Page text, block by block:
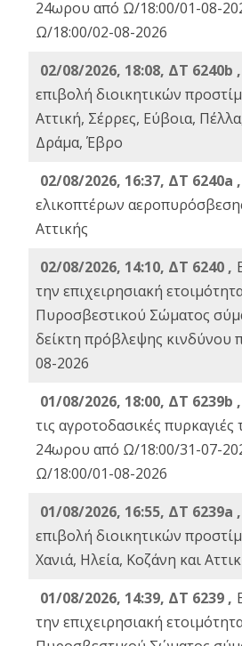
24ωρου από Ω/18:00/01-08-
Ω/18:00/02-08-2026
02/08/2026, 18:08, ΔΤ 6240b ,
επιβολή διοικητικών
Αττική, Σέρρες, Εύβοια,
Δράμα, Έβρο
02/08/2026, 16:37, ΔΤ 6240a ,
ελικοπτέρων
Αττικής
02/08/2026, 14:10, ΔΤ 6240 ,
την επιχειρησιακή
Πυροσβεστικού Σώματος
δείκτη πρόβλεψης κινδύνου
08-2026
01/08/2026, 18:00, ΔΤ 6239b ,
τις αγροτοδασικές πυρκαγιές
24ωρου από Ω/18:00/31-07-
Ω/18:00/01-08-2026
01/08/2026, 16:55, ΔΤ 6239a ,
επιβολή διοικητικών
Χανιά, Ηλεία, Κοζάνη και
01/08/2026, 14:39, ΔΤ 6239 ,
την επιχειρησιακή